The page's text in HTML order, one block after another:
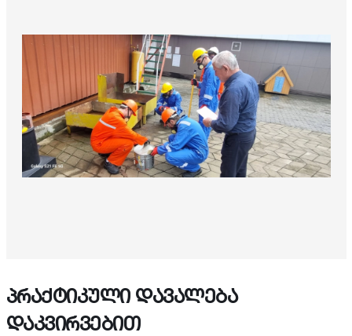
პრაქტიკული დავალება
დაკვირვებით